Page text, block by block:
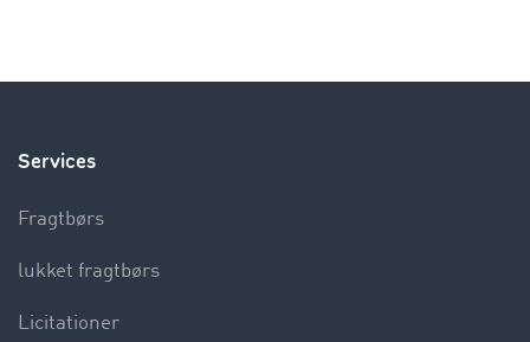
Services
Fragtbørs
lukket fragtbørs
Licitationer